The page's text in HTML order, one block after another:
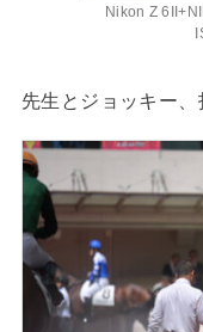
Nikon Z
先生とジョッキー、